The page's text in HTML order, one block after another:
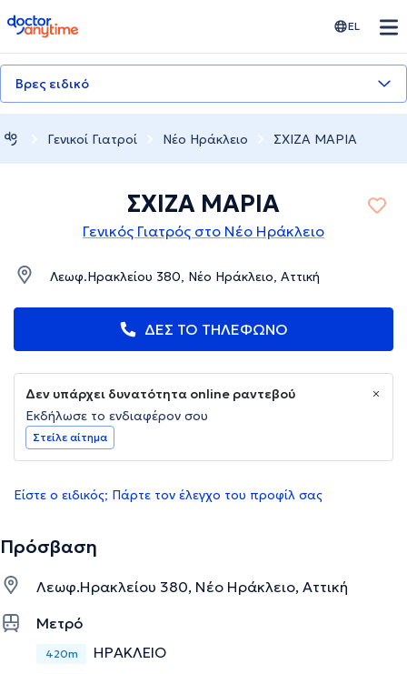
doctoranytime EL
Βρες ειδικό
Γενικοί Γιατροί Νέο Ηράκλειο ΣΧΙΖΑ ΜΑΡΙΑ
ΣΧΙΖΑ ΜΑΡΙΑ
Γενικός Γιατρός στο Νέο Ηράκλειο
Λεωφ.Ηρακλείου 380, Νέο Ηράκλειο, Αττική
ΔΕΣ ΤΟ ΤΗΛΕΦΩΝΟ
Δεν υπάρχει δυνατότητα online ραντεβού
Εκδήλωσε το ενδιαφέρον σου
Στείλε αίτημα
Είστε ο ειδικός; Πάρτε τον έλεγχο του προφίλ σας
Πρόσβαση
Λεωφ.Ηρακλείου 380, Νέο Ηράκλειο, Αττική
Μετρό
420m ΗΡΑΚΛΕΙΟ